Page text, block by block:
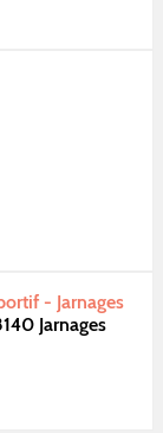
- Jarnages
Jarnages